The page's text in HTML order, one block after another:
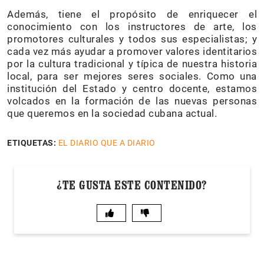
Además, tiene el propósito de enriquecer el
conocimiento con los instructores de arte, los
promotores culturales y todos sus especialistas; y
cada vez más ayudar a promover valores identitarios
por la cultura tradicional y típica de nuestra historia
local, para ser mejores seres sociales. Como una
institución del Estado y centro docente, estamos
volcados en la formación de las nuevas personas
que queremos en la sociedad cubana actual.
ETIQUETAS: EL DIARIO QUE A DIARIO
¿TE GUSTA ESTE CONTENIDO?